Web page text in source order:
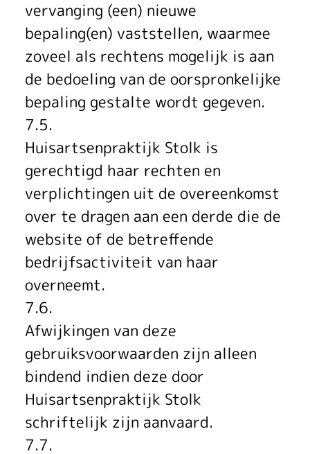
vervanging (een) nieuwe
bepaling(en) vaststellen, waarmee
zoveel als rechtens mogelijk is aan
de bedoeling van de oorspronkelijke
bepaling gestalte wordt gegeven.
7.5.
Huisartsenpraktijk Stolk is
gerechtigd haar rechten en
verplichtingen uit de overeenkomst
over te dragen aan een derde die de
website of de betreffende
bedrijfsactiviteit van haar
overneemt.
7.6.
Afwijkingen van deze
gebruiksvoorwaarden zijn alleen
bindend indien deze door
Huisartsenpraktijk Stolk
schriftelijk zijn aanvaard.
7.7.